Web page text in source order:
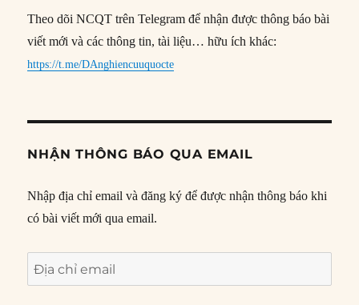
Theo dõi NCQT trên Telegram để nhận được thông báo bài
viết mới và các thông tin, tài liệu… hữu ích khác:
https://t.me/DAnghiencuuquocte
NHẬN THÔNG BÁO QUA EMAIL
Nhập địa chỉ email và đăng ký để được nhận thông báo khi
có bài viết mới qua email.
Địa
chỉ